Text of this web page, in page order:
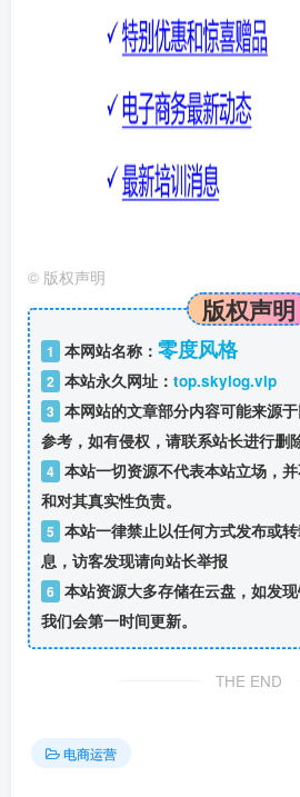
© 版权声明
版权声明
1 本网站名称： 零度风格
2 本站永久网址： top.skylog.vip
3 本网站的文章部分内容可能来源
参考，如有侵权，请联系站长进行删
4 本站一切资源不代表本站立场，
和对其真实性负责。
5 本站一律禁止以任何方式发布或
息，访客发现请向站长举报
6 本站资源大多存储在云盘，如发
我们会第一时间更新。
THE END
电商运营